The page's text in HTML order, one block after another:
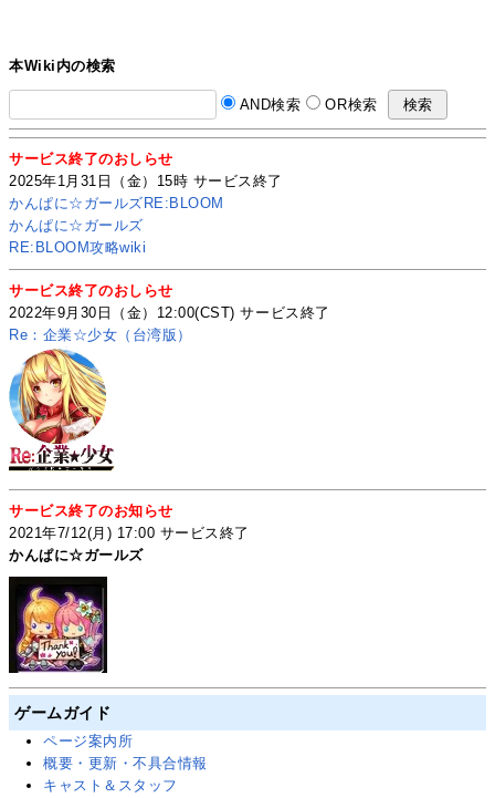
本Wiki内の検索
AND検索 OR検索
サービス終了のおしらせ
2025年1月31日（金）15時 サービス終了
かんぱに☆ガールズRE:BLOOM
かんぱに☆ガールズ
RE:BLOOM攻略wiki
サービス終了のおしらせ
2022年9月30日（金）12:00(CST) サービス終了
Re：企業☆少女（台湾版）
サービス終了のお知らせ
2021年7/12(月) 17:00 サービス終了
かんぱに☆ガールズ
ゲームガイド
ページ案内所
概要・更新・不具合情報
キャスト＆スタッフ